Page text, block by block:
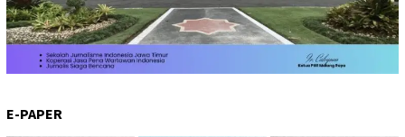
E-PAPER